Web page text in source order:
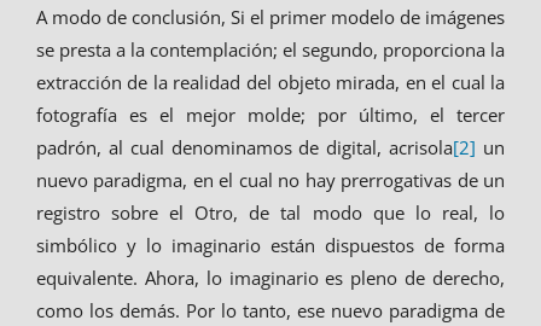
A modo de conclusión, Si el primer modelo de imágenes
se presta a la contemplación; el segundo, proporciona la
extracción de la realidad del objeto mirada, en el cual la
fotografía es el mejor molde; por último, el tercer
padrón, al cual denominamos de digital, acrisola[2] un
nuevo paradigma, en el cual no hay prerrogativas de un
registro sobre el Otro, de tal modo que lo real, lo
simbólico y lo imaginario están dispuestos de forma
equivalente. Ahora, lo imaginario es pleno de derecho,
como los demás. Por lo tanto, ese nuevo paradigma de